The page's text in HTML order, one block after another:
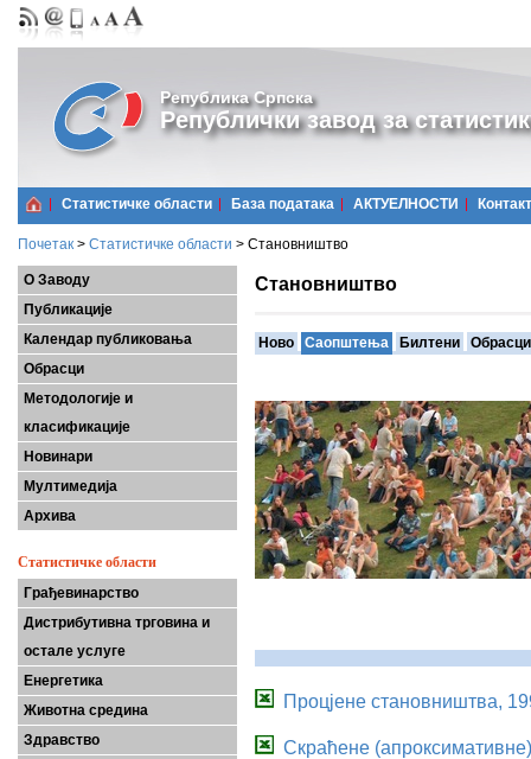
Република Српска
Републички завод за
Статистичке области Базa података АКТУЕЛНОСТИ Контакт
Почетак > Статистичке области > Становништво
О Заводу
Публикације
Календар публиковања
Обрасци
Методологије и
класификације
Новинари
Мултимедија
Архива
Статистичке области
Грађевинарство
Дистрибутивна трговина и
остале услуге
Енергетика
Животна средина
Здравство
Становништво
Ново Саопштења Билтени Обрасци
Процјене становништва,
Скраћене